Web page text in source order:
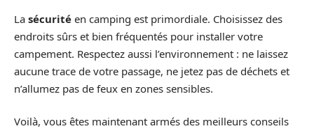
La sécurité en camping est primordiale. Choisissez des
endroits sûrs et bien fréquentés pour installer votre
campement. Respectez aussi l’environnement : ne laissez
aucune trace de votre passage, ne jetez pas de déchets et
n’allumez pas de feux en zones sensibles.
Voilà, vous êtes maintenant armés des meilleurs conseils